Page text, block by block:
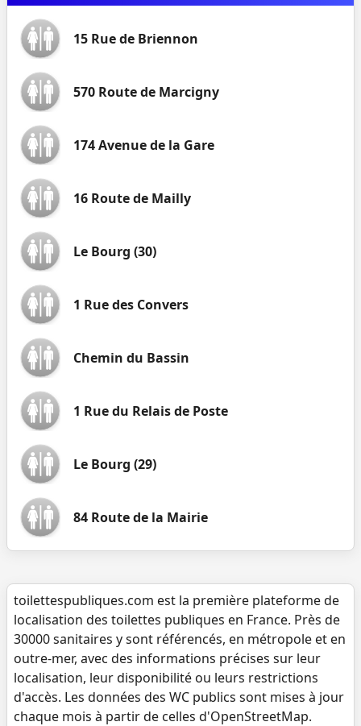
15 Rue de Briennon
570 Route de Marcigny
174 Avenue de la Gare
16 Route de Mailly
Le Bourg (30)
1 Rue des Convers
Chemin du Bassin
1 Rue du Relais de Poste
Le Bourg (29)
84 Route de la Mairie
toilettespubliques.com est la première plateforme de
localisation des toilettes publiques en France. Près de
30000 sanitaires y sont référencés, en métropole et en
outre-mer, avec des informations précises sur leur
localisation, leur disponibilité ou leurs restrictions
d'accès. Les données des WC publics sont mises à jour
chaque mois à partir de celles d'OpenStreetMap.